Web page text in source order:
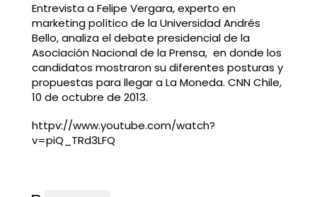
Entrevista a Felipe Vergara, experto en
marketing político de la Universidad Andrés
Bello, analiza el debate presidencial de la
Asociación Nacional de la Prensa, en donde los
candidatos mostraron su diferentes posturas y
propuestas para llegar a La Moneda. CNN Chile,
10 de octubre de 2013.
httpv://www.youtube.com/watch?
v=piQ_TRd3LFQ